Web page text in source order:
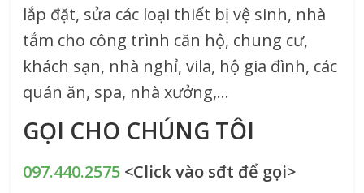
lắp đặt, sửa các loại thiết bị vệ sinh, nhà
tắm cho công trình căn hộ, chung cư,
khách sạn, nhà nghỉ, vila, hộ gia đình, các
quán ăn, spa, nhà xưởng,…
GỌI CHO CHÚNG TÔI
097.440.2575 <Click vào sđt để gọi>